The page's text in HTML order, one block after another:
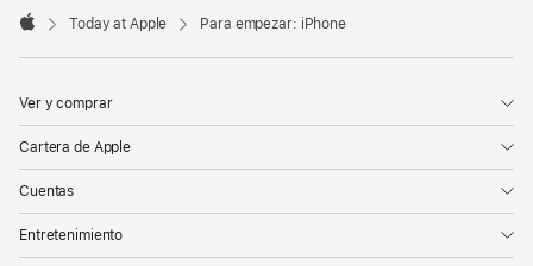
Today at Apple Para empezar: iPhone
Ver y comprar
Cartera de Apple
Cuentas
Entretenimiento